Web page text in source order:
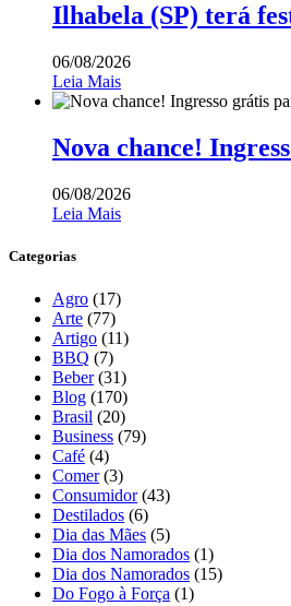
Ilhabela (SP) terá
06/08/2026
Leia Mais
Nova chance!
06/08/2026
Leia Mais
Categorias
Agro (17)
Arte (77)
Artigo (11)
BBQ (7)
Beber(31)
Blog (170)
Brasil (20)
Business (79)
Café (4)
Comer(3)
Consumidor(43)
Destilados (6)
Dia das Mães (5)
Dia dos Namorados (1)
Dia dos Namorados (15)
Do Fogo à Força (1)